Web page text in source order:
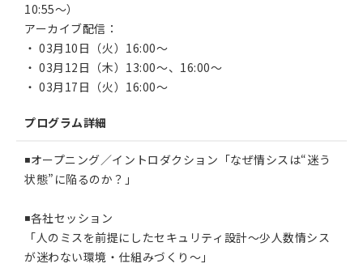
10:55〜）
アーカイブ配信：
・ 03月10日（火）16:00〜
・ 03月12日（木）13:00〜、16:00〜
・ 03月17日（火）16:00〜
プログラム詳細
◾️オープニング／イントロダクション「なぜ情シスは“迷う
状態”に陥るのか？」
◾️各社セッション
「人のミスを前提にしたセキュリティ設計～少人数情シス
が迷わない環境・仕組みづくり～」